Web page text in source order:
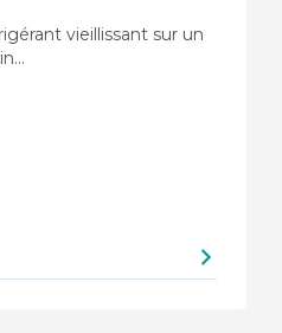
vieillissant sur un